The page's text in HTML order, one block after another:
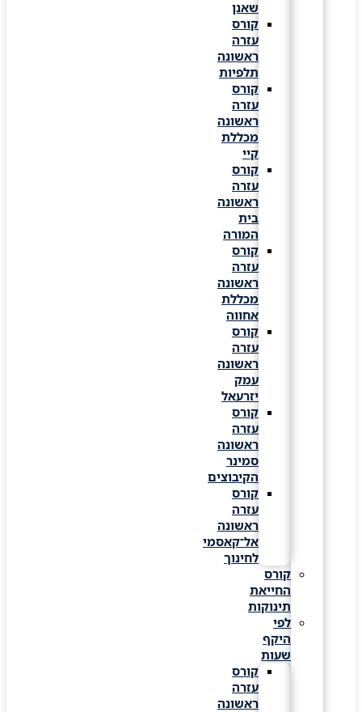
קורס
עזרה
ראשונה
תלפיות
קורס
עזרה
ראשונה
מכללת
קורס
עזרה
ראשונה
המורה
קורס
עזרה
ראשונה
מכללת
אחווה
קורס
עזרה
ראשונה
יזרעאל
קורס
עזרה
ראשונה
סמינר
הקיבוצים
קורס
עזרה
ראשונה
אל־קאסמי
לחינוך
קורס
החייאת
תינוקות
לפי
היקף
שעות
קורס
עזרה
ראשונה